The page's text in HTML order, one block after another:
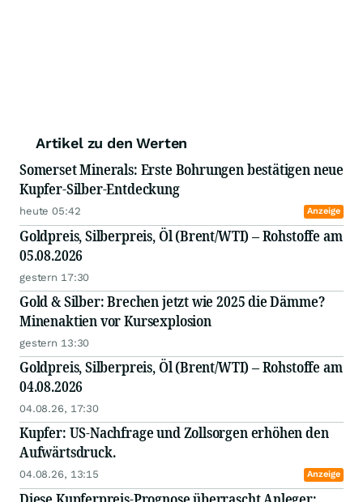
Artikel zu den Werten
Somerset Minerals: Erste Bohrungen bestätigen neue
Kupfer-Silber-Entdeckung
heute 05:42 Anzeige
Goldpreis, Silberpreis, Öl (Brent/WTI) – Rohstoffe am
05.08.2026
gestern 17:30
Gold & Silber: Brechen jetzt wie 2025 die Dämme?
Minenaktien vor Kursexplosion
gestern 13:30
Goldpreis, Silberpreis, Öl (Brent/WTI) – Rohstoffe am
04.08.2026
04.08.26, 17:30
Kupfer: US-Nachfrage und Zollsorgen erhöhen den
Aufwärtsdruck.
04.08.26, 13:15 Anzeige